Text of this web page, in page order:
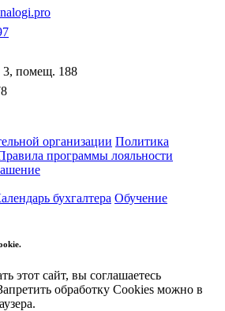
3, помещ. 188
организации Политика
программы лояльности
бухгалтера Обучение
этот сайт, вы соглашаетесь
обработку Cookies можно в